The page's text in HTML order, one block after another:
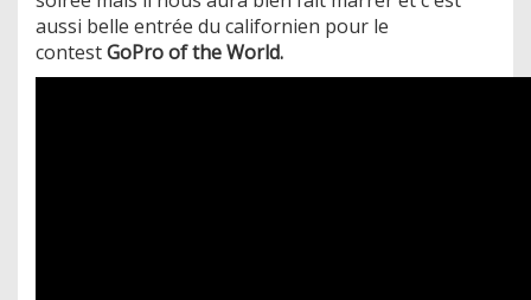
aussi belle entrée du californien pour le
contestGoPro of the World.